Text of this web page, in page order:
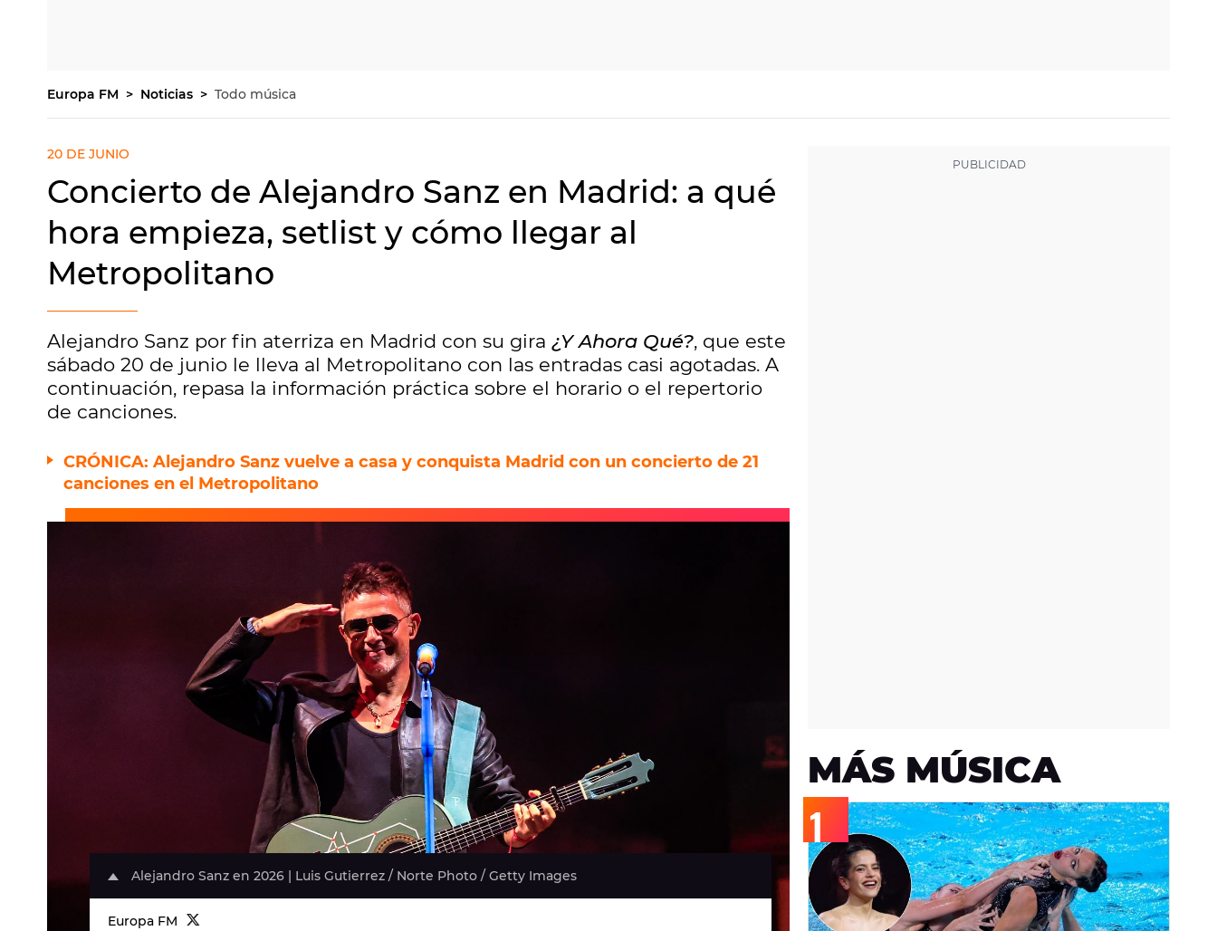
Europa FM Noticias Todo música
20 DE JUNIO
Concierto de Alejandro Sanz en Madrid: a qué
hora empieza, setlist y cómo llegar al
Metropolitano
Alejandro Sanz por fin aterriza en Madrid con su gira ¿Y Ahora Qué?, que este
sábado 20 de junio le lleva al Metropolitano con las entradas casi agotadas. A
continuación, repasa la información práctica sobre el horario o el repertorio
de canciones.
CRÓNICA: Alejandro Sanz vuelve a casa y conquista Madrid con un concierto de 21
canciones en el Metropolitano
Alejandro Sanz en 2026 | Luis Gutierrez / Norte Photo / Getty Images
Europa FM
MÁS MÚSICA